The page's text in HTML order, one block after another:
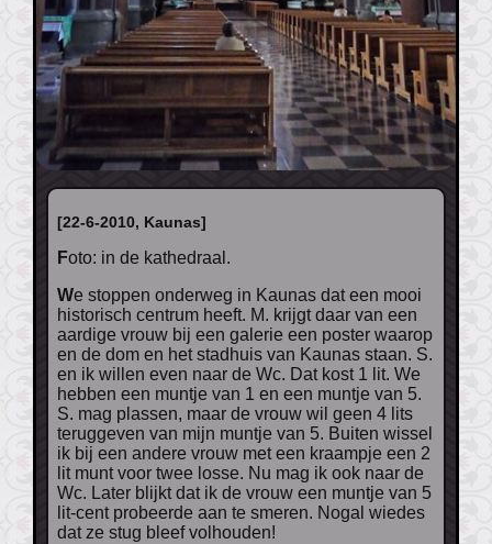
[22-6-2010, Kaunas]
Foto: in de kathedraal.
We stoppen onderweg in Kaunas dat een mooi
historisch centrum heeft. M. krijgt daar van een
aardige vrouw bij een galerie een poster waarop
en de dom en het stadhuis van Kaunas staan. S.
en ik willen even naar de Wc. Dat kost 1 lit. We
hebben een muntje van 1 en een muntje van 5.
S. mag plassen, maar de vrouw wil geen 4 lits
teruggeven van mijn muntje van 5. Buiten wissel
ik bij een andere vrouw met een kraampje een 2
lit munt voor twee losse. Nu mag ik ook naar de
Wc. Later blijkt dat ik de vrouw een muntje van 5
lit-cent probeerde aan te smeren. Nogal wiedes
dat ze stug bleef volhouden!